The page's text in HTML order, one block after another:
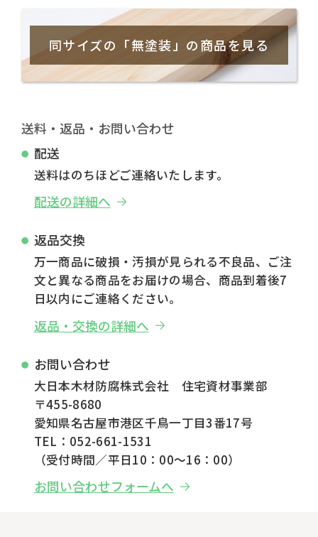
同サイズの「無塗装」の商品を見る
送料・返品・お問い合わせ
配送
送料はのちほどご連絡いたします。
配送の詳細へ
返品交換
万一商品に破損・汚損が見られる不良品、ご注
文と異なる商品をお届けの場合、商品到着後7
日以内にご連絡ください。
返品・交換の詳細へ
お問い合わせ
大日本木材防腐株式会社 住宅資材事業部
〒455-8680
愛知県名古屋市港区千鳥一丁目3番17号
TEL：052-661-1531
（受付時間／平日10：00～16：00）
お問い合わせフォームへ